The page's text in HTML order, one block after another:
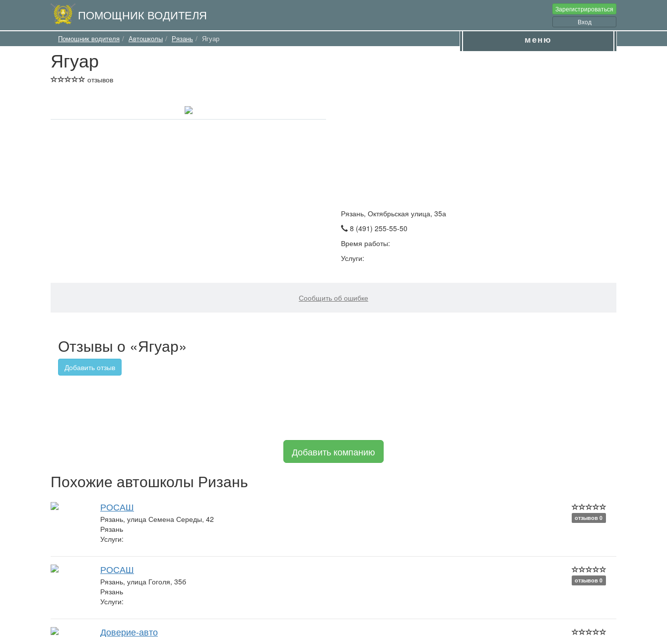
ПОМОЩНИК ВОДИТЕЛЯ
Зарегистрироваться
Вход
Помощник водителя Автошколы Рязань Ягуар меню
Ягуар
отзывов
Рязань, Октябрьская улица, 35а
8 (491) 255-55-50
Время работы:
Услуги:
Сообщить об ошибке
Отзывы о «Ягуар»
Добавить отзыв
Добавить компанию
Похожие автошколы Ризань
РОСАШ
Рязань, улица Семена Середы, 42
Рязань
Услуги:
отзывов 0
РОСАШ
Рязань, улица Гоголя, 35б
Рязань
Услуги:
отзывов 0
Доверие-авто